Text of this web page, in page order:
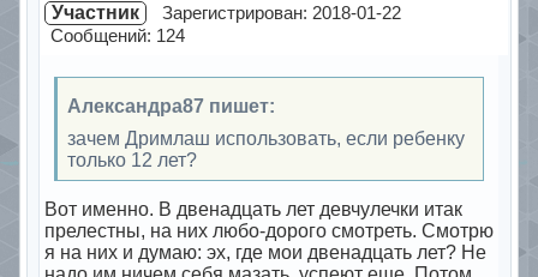
Участник
Зарегистрирован: 2018-01-22
Сообщений: 124
Александра87 пишет:
зачем Дримлаш использовать, если ребенку
только 12 лет?
Вот именно. В двенадцать лет девчулечки итак
прелестны, на них любо-дорого смотреть. Смотрю
я на них и думаю: эх, где мои двенадцать лет? Не